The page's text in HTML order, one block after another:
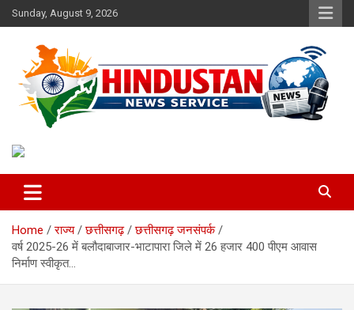
Skip
to
Sunday, August 9, 2026
Hindustan News Service
Home राज्य छत्तीसगढ़
छत्तीसगढ़ जनसंपर्क
वर्ष 2025-26 में बलौदाबाजार-भाटापारा जिले में 26 हजार 400 पीएम आवास
निर्माण स्वीकृत…